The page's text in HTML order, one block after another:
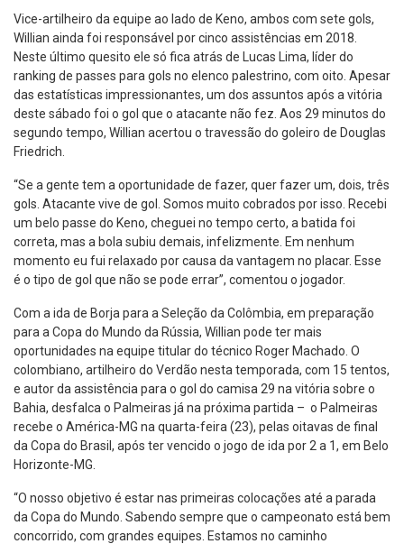
Vice-artilheiro da equipe ao lado de Keno, ambos com sete gols,
Willian ainda foi responsável por cinco assistências em 2018.
Neste último quesito ele só fica atrás de Lucas Lima, líder do
ranking de passes para gols no elenco palestrino, com oito. Apesar
das estatísticas impressionantes, um dos assuntos após a vitória
deste sábado foi o gol que o atacante não fez. Aos 29 minutos do
segundo tempo, Willian acertou o travessão do goleiro de Douglas
Friedrich.
“Se a gente tem a oportunidade de fazer, quer fazer um, dois, três
gols. Atacante vive de gol. Somos muito cobrados por isso. Recebi
um belo passe do Keno, cheguei no tempo certo, a batida foi
correta, mas a bola subiu demais, infelizmente. Em nenhum
momento eu fui relaxado por causa da vantagem no placar. Esse
é o tipo de gol que não se pode errar”, comentou o jogador.
Com a ida de Borja para a Seleção da Colômbia, em preparação
para a Copa do Mundo da Rússia, Willian pode ter mais
oportunidades na equipe titular do técnico Roger Machado. O
colombiano, artilheiro do Verdão nesta temporada, com 15 tentos,
e autor da assistência para o gol do camisa 29 na vitória sobre o
Bahia, desfalca o Palmeiras já na próxima partida – o Palmeiras
recebe o América-MG na quarta-feira (23), pelas oitavas de final
da Copa do Brasil, após ter vencido o jogo de ida por 2 a 1, em Belo
Horizonte-MG.
“O nosso objetivo é estar nas primeiras colocações até a parada
da Copa do Mundo. Sabendo sempre que o campeonato está bem
concorrido, com grandes equipes. Estamos no caminho